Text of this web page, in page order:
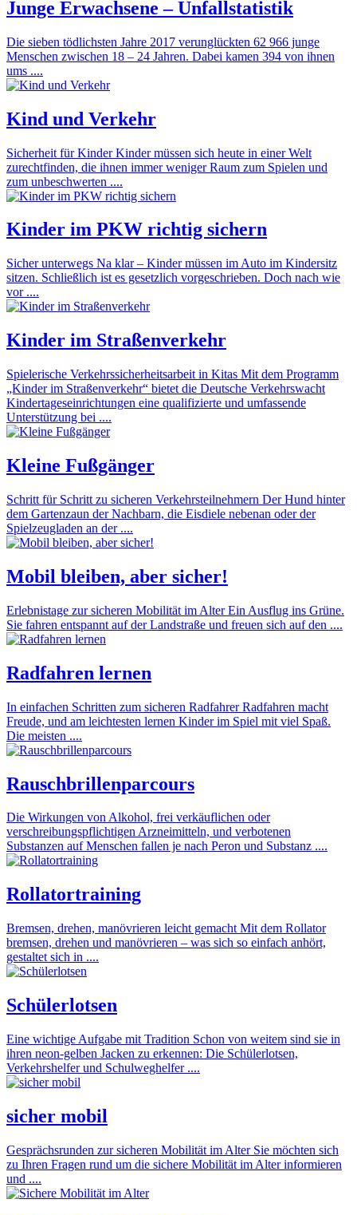
Junge Erwachsene – Unfallstatistik
Die sieben tödlichsten Jahre 2017 verunglückten 62 966 junge
Menschen zwischen 18 – 24 Jahren. Dabei kamen 394 von ihnen
ums ....
Kind und Verkehr
Sicherheit für Kinder Kinder müssen sich heute in einer Welt
zurechtfinden, die ihnen immer weniger Raum zum Spielen und
zum unbeschwerten ....
Kinder im PKW richtig sichern
Sicher unterwegs Na klar – Kinder müssen im Auto im Kindersitz
sitzen. Schließlich ist es gesetzlich vorgeschrieben. Doch nach wie
vor ....
Kinder im Straßenverkehr
Spielerische Verkehrssicherheitsarbeit in Kitas Mit dem Programm
„Kinder im Straßenverkehr“ bietet die Deutsche Verkehrswacht
Kindertageseinrichtungen eine qualifizierte und umfassende
Unterstützung bei ....
Kleine Fußgänger
Schritt für Schritt zu sicheren Verkehrsteilnehmern Der Hund hinter
dem Gartenzaun der Nachbarn, die Eisdiele nebenan oder der
Spielzeugladen an der ....
Mobil bleiben, aber sicher!
Erlebnistage zur sicheren Mobilität im Alter Ein Ausflug ins Grüne.
Sie fahren entspannt auf der Landstraße und freuen sich auf den ....
Radfahren lernen
In einfachen Schritten zum sicheren Radfahrer Radfahren macht
Freude, und am leichtesten lernen Kinder im Spiel mit viel Spaß.
Die meisten ....
Rauschbrillenparcours
Die Wirkungen von Alkohol, frei verkäuflichen oder
verschreibungspflichtigen Arzneimitteln, und verbotenen
Substanzen auf Menschen fallen je nach Peron und Substanz ....
Rollatortraining
Bremsen, drehen, manövrieren leicht gemacht Mit dem Rollator
bremsen, drehen und manövrieren – was sich so einfach anhört,
gestaltet sich in ....
Schülerlotsen
Eine wichtige Aufgabe mit Tradition Schon von weitem sind sie in
ihren neon-gelben Jacken zu erkennen: Die Schülerlotsen,
Verkehrshelfer und Schulweghelfer ....
sicher mobil
Gesprächsrunden zur sicheren Mobilität im Alter Sie möchten sich
zu Ihren Fragen rund um die sichere Mobilität im Alter informieren
und ....